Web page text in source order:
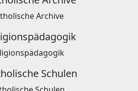
Archive